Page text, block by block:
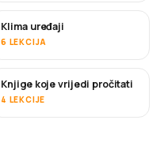
USKORO
Klima uređaji
6 LEKCIJA
USKORO
Knjige koje vrijedi pročitati
4 LEKCIJE